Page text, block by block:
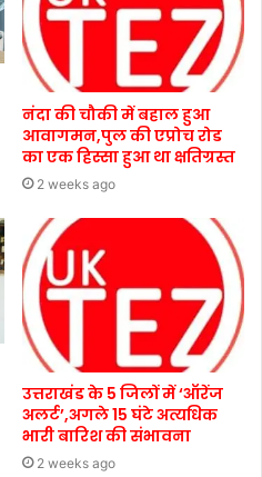
नंदा की चौकी में बहाल हुआ
आवागमन,पुल की एप्रोच रोड
का एक हिस्सा हुआ था क्षतिग्रस्त
2 weeks ago
उत्तराखंड के 5 जिलों में ‘ऑरेंज
अलर्ट’,अगले 15 घंटे अत्यधिक
भारी बारिश की संभावना
2 weeks ago